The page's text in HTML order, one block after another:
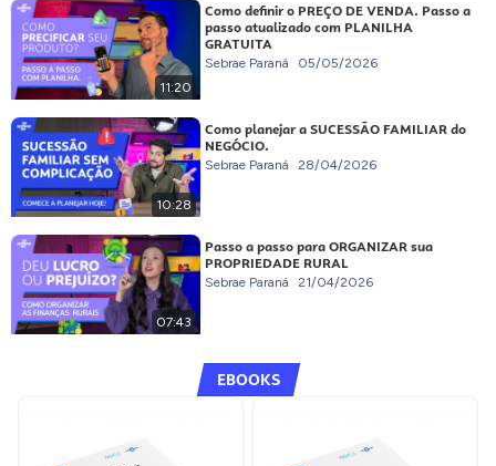
11:20
Como definir o PREÇO DE VENDA. Passo a
passo atualizado com PLANILHA
GRATUITA
Sebrae Paraná 05/05/2026
10:28
Como planejar a SUCESSÃO FAMILIAR do
NEGÓCIO.
Sebrae Paraná 28/04/2026
07:43
Passo a passo para ORGANIZAR sua
PROPRIEDADE RURAL
Sebrae Paraná 21/04/2026
EBOOKS